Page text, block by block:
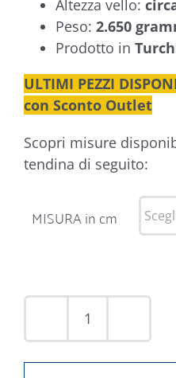
Altezza vello:
Peso: 2.650
Prodotto in
ULTIMI PEZZI
con Sconto Outlet
Scopri misure
tendina di seguito:
MISURA in cm
Tappeto